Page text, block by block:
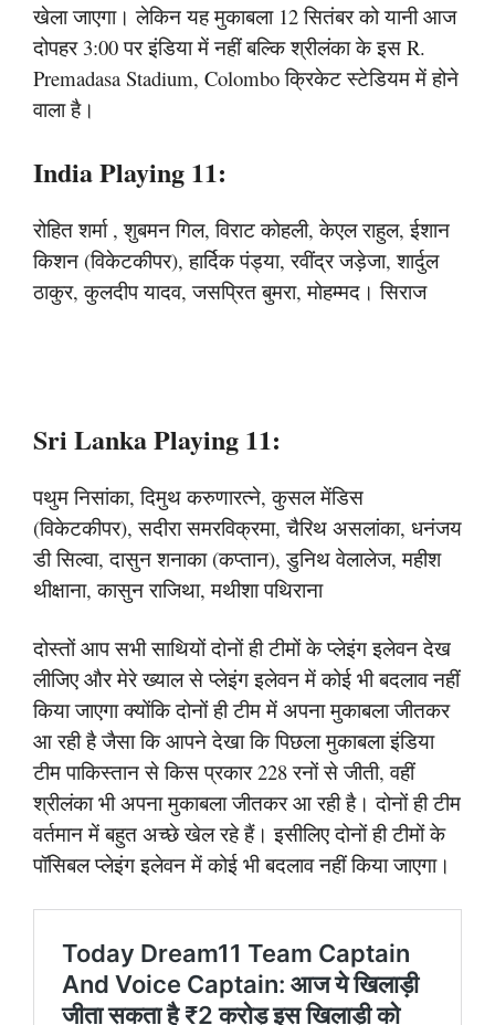
खेला जाएगा। लेकिन यह मुकाबला 12 सितंबर को यानी आज
दोपहर 3:00 पर इंडिया में नहीं बल्कि श्रीलंका के इस R.
Premadasa Stadium, Colombo क्रिकेट स्टेडियम में होने
वाला है।
India Playing 11:
रोहित शर्मा , शुबमन गिल, विराट कोहली, केएल राहुल, ईशान
किशन (विकेटकीपर), हार्दिक पंड्या, रवींद्र जड़ेजा, शार्दुल
ठाकुर, कुलदीप यादव, जसप्रित बुमरा, मोहम्मद। सिराज
Sri Lanka Playing 11:
पथुम निसांका, दिमुथ करुणारत्ने, कुसल मेंडिस
(विकेटकीपर), सदीरा समरविक्रमा, चैरिथ असलांका, धनंजय
डी सिल्वा, दासुन शनाका (कप्तान), डुनिथ वेलालेज, महीश
थीक्षाना, कासुन राजिथा, मथीशा पथिराना
दोस्तों आप सभी साथियों दोनों ही टीमों के प्लेइंग इलेवन देख
लीजिए और मेरे ख्याल से प्लेइंग इलेवन में कोई भी बदलाव नहीं
किया जाएगा क्योंकि दोनों ही टीम में अपना मुकाबला जीतकर
आ रही है जैसा कि आपने देखा कि पिछला मुकाबला इंडिया
टीम पाकिस्तान से किस प्रकार 228 रनों से जीती, वहीं
श्रीलंका भी अपना मुकाबला जीतकर आ रही है। दोनों ही टीम
वर्तमान में बहुत अच्छे खेल रहे हैं। इसीलिए दोनों ही टीमों के
पॉसिबल प्लेइंग इलेवन में कोई भी बदलाव नहीं किया जाएगा।